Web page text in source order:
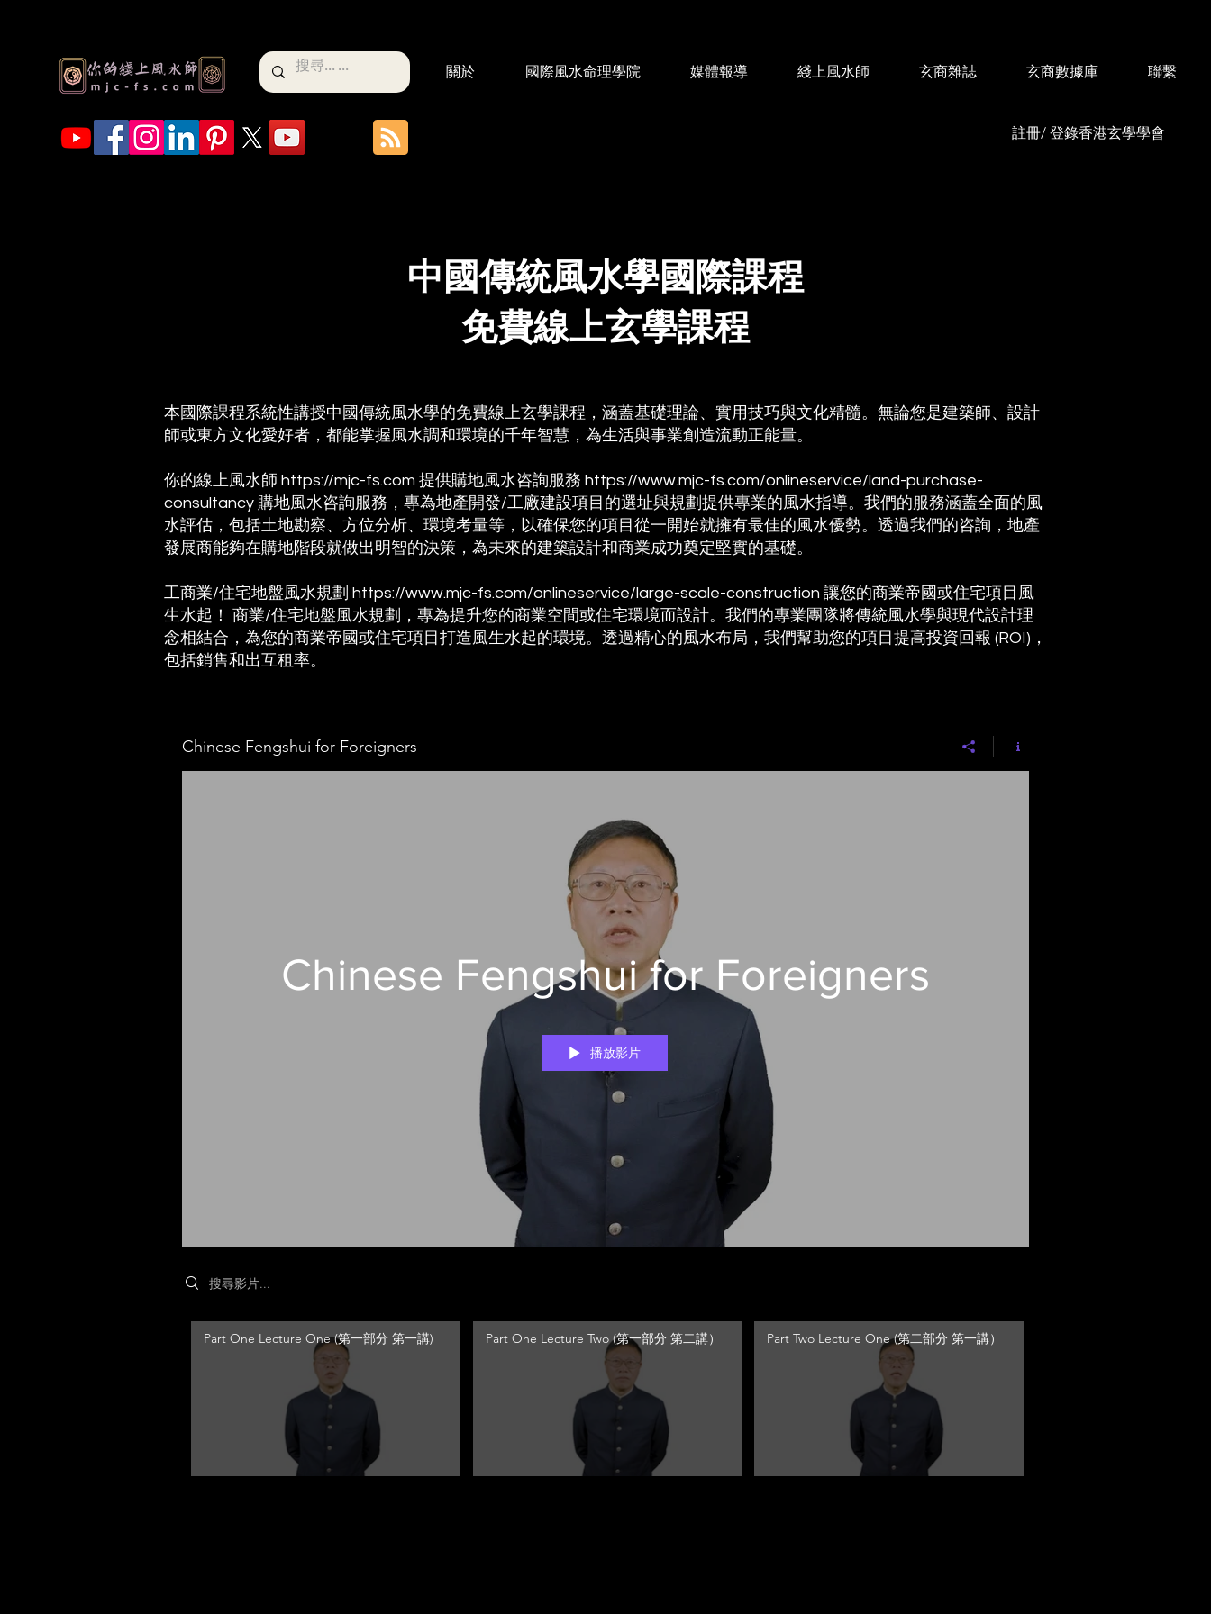
關於 國際風水命理學院 媒體報導 綫上風水師 玄商雜誌 玄商數據庫 聯繫
註冊/ 登錄香港玄學學會
中國傳統風水學國際課程
免費線上玄學課程
本國際課程系統性講授中國傳統風水學的免費線上玄學課程，涵蓋基礎理論、實用技巧與文化精髓。無論您是建築師、設計
師或東方文化愛好者，都能掌握風水調和環境的千年智慧，為生活與事業創造流動正能量。
你的線上風水師 https://mjc-fs.com 提供購地風水咨詢服務 https://www.mjc-fs.com/onlineservice/land-purchase-
consultancy 購地風水咨詢服務，專為地產開發/工廠建設項目的選址與規劃提供專業的風水指導。我們的服務涵蓋全面的風
水評估，包括土地勘察、方位分析、環境考量等，以確保您的項目從一開始就擁有最佳的風水優勢。透過我們的咨詢，地產
發展商能夠在購地階段就做出明智的決策，為未來的建築設計和商業成功奠定堅實的基礎。
工商業/住宅地盤風水規劃 https://www.mjc-fs.com/onlineservice/large-scale-construction 讓您的商業帝國或住宅項目風
生水起！ 商業/住宅地盤風水規劃，專為提升您的商業空間或住宅環境而設計。我們的專業團隊將傳統風水學與現代設計理
念相結合，為您的商業帝國或住宅項目打造風生水起的環境。透過精心的風水布局，我們幫助您的項目提高投資回報 (ROI)，
包括銷售和出互租率。
Chinese Fengshui for Foreigners
Chinese Fengshui for Foreigners
播放影片
Search videos
Part One Lecture One (第一部分 第一講) Part One Lecture Two (第一部分 第二講） Part Two Lecture One (第二部分 第一講）